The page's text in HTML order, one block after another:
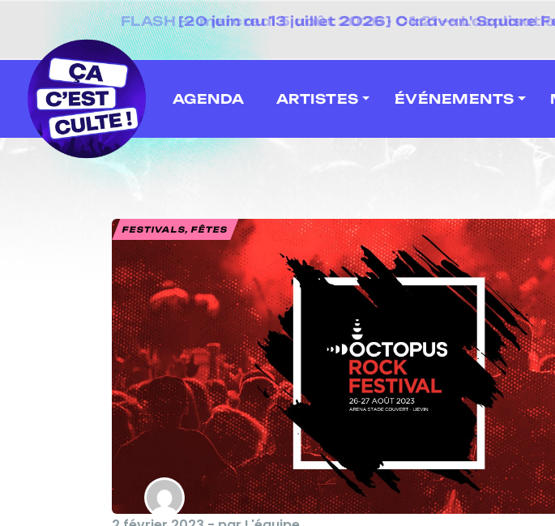
[20 juin au 13 juillet 2026] Caravan' Square
AGENDA ARTISTES ÉVÉNEMENTS
FESTIVALS, FÊTES